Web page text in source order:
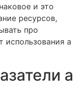
и это
ресурсов,
про
использования а
а